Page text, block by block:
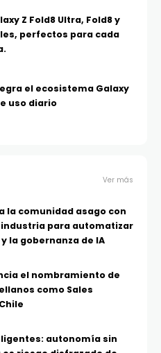
Z Fold8 Ultra, Fold8 y
perfectos para cada
el ecosistema Galaxy
uso diario
Ver más
la comunidad asago con
para automatizar
la gobernanza de IA
el nombramiento de
como Sales
autonomía sin